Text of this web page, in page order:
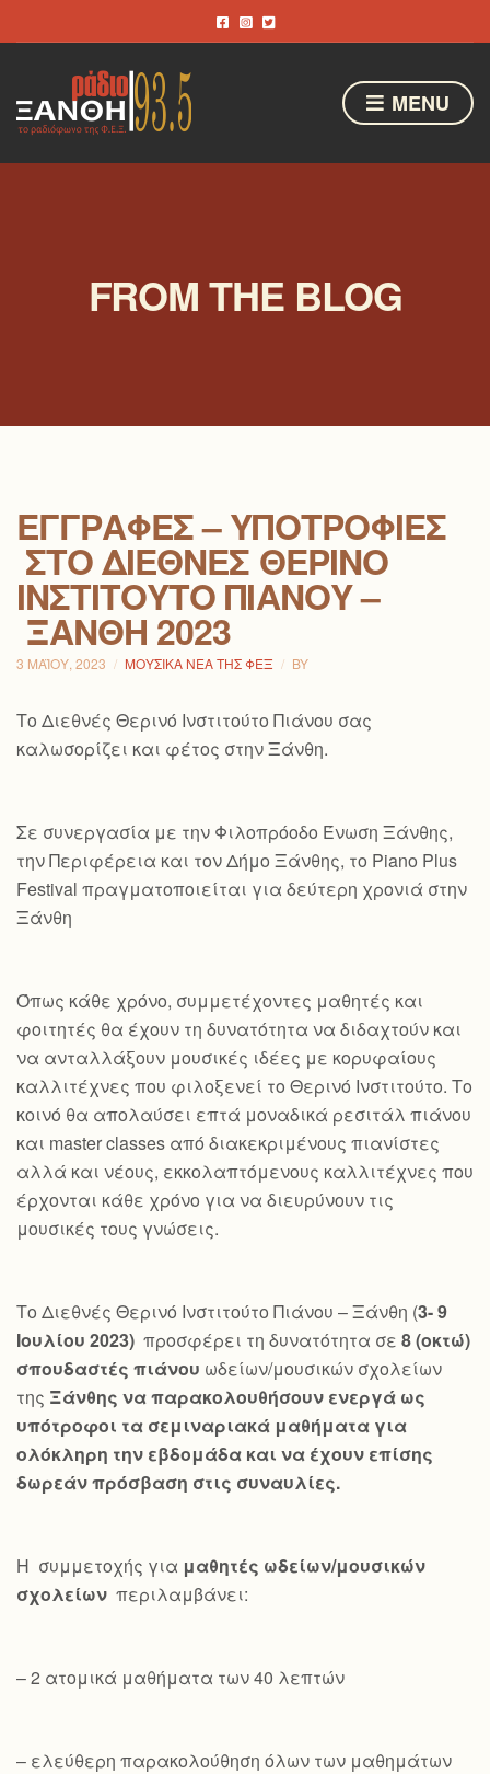
MENU
FROM THE BLOG
ΕΓΓΡΑΦΈΣ – ΥΠΟΤΡΟΦΊΕΣ
ΣΤΟ ΔΙΕΘΝΈΣ ΘΕΡΙΝΌ
ΙΝΣΤΙΤΟΎΤΟ ΠΙΆΝΟΥ –
ΞΆΝΘΗ 2023
3 ΜΑΪ́ΟΥ, 2023 ΜΟΥΣΙΚΆ ΝΈΑ ΤΗΣ ΦΕΞ BY
Το Διεθνές Θερινό Ινστιτούτο Πιάνου σας
καλωσορίζει και φέτος στην Ξάνθη.
Σε συνεργασία με την Φιλοπρόοδο Ένωση Ξάνθης,
την Περιφέρεια και τον Δήμο Ξάνθης, το Piano Plus
Festival πραγματοποιείται για δεύτερη χρονιά στην
Ξάνθη
Όπως κάθε χρόνο, συμμετέχοντες μαθητές και
φοιτητές θα έχουν τη δυνατότητα να διδαχτούν και
να ανταλλάξουν μουσικές ιδέες με κορυφαίους
καλλιτέχνες που φιλοξενεί το Θερινό Ινστιτούτο. Το
κοινό θα απολαύσει επτά μοναδικά ρεσιτάλ πιάνου
και master classes από διακεκριμένους πιανίστες
αλλά και νέους, εκκολαπτόμενους καλλιτέχνες που
έρχονται κάθε χρόνο για να διευρύνουν τις
μουσικές τους γνώσεις.
Το Διεθνές Θερινό Ινστιτούτο Πιάνου – Ξάνθη (3- 9
Ιουλίου 2023) προσφέρει τη δυνατότητα σε 8 (οκτώ)
σπουδαστές πιάνου ωδείων/μουσικών σχολείων
της Ξάνθης να παρακολουθήσουν ενεργά ως
υπότροφοι τα σεμιναριακά μαθήματα για
ολόκληρη την εβδομάδα και να έχουν επίσης
δωρεάν πρόσβαση στις συναυλίες.
Η συμμετοχής για μαθητές ωδείων/μουσικών
σχολείων περιλαμβάνει:
– 2 ατομικά μαθήματα των 40 λεπτών
– ελεύθερη παρακολούθηση όλων των μαθημάτων